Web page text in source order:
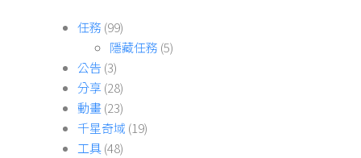
任務 (99)
隱藏任務 (5)
公告 (3)
分享(28)
動畫(23)
千星奇域 (19)
工具(48)